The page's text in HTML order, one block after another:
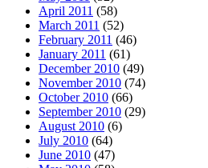
April 2011 (58)
March 2011 (52)
February 2011 (46)
January 2011 (61)
December 2010 (49)
November 2010 (74)
October 2010 (66)
September 2010 (29)
August 2010 (6)
July 2010 (64)
June 2010 (47)